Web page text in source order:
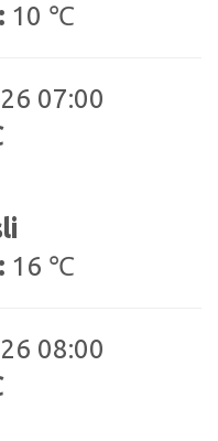
10 ℃
07:00
16 ℃
08:00